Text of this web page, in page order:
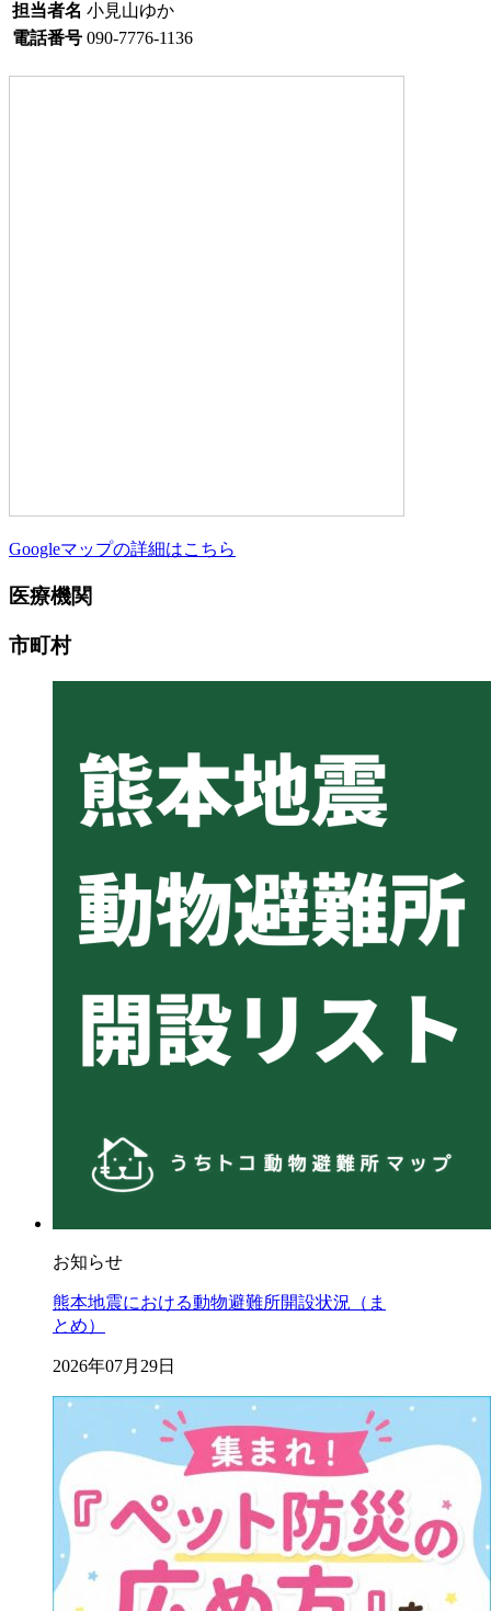
担当者名 小見山ゆか
電話番号 090-7776-1136
Googleマップの詳細はこちら
医療機関
市町村
お知らせ
熊本地震における動物避難所開設状況（ま
とめ）
2026年07月29日